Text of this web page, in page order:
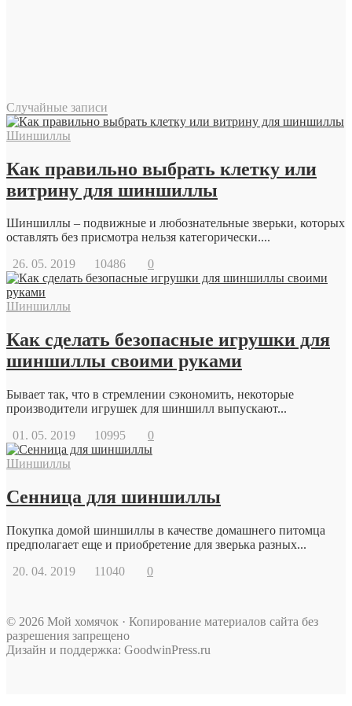
Случайные записи
Шиншиллы
Как правильно выбрать клетку или
витрину для шиншиллы
Шиншиллы – подвижные и любознательные зверьки, которых
оставлять без присмотра нельзя категорически....
26. 05. 2019
10486 0
Шиншиллы
Как сделать безопасные игрушки для
шиншиллы своими руками
Бывает так, что в стремлении сэкономить, некоторые
производители игрушек для шиншилл выпускают...
01. 05. 2019
10995 0
Шиншиллы
Сенница для шиншиллы
Покупка домой шиншиллы в качестве домашнего питомца
предполагает еще и приобретение для зверька разных...
20. 04. 2019
11040 0
© 2026 Мой хомячок · Копирование материалов сайта без
разрешения запрещено
Дизайн и поддержка: GoodwinPress.ru